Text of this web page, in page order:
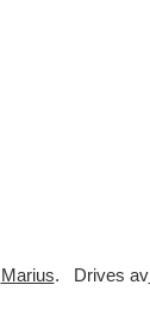
Marius. Drives av